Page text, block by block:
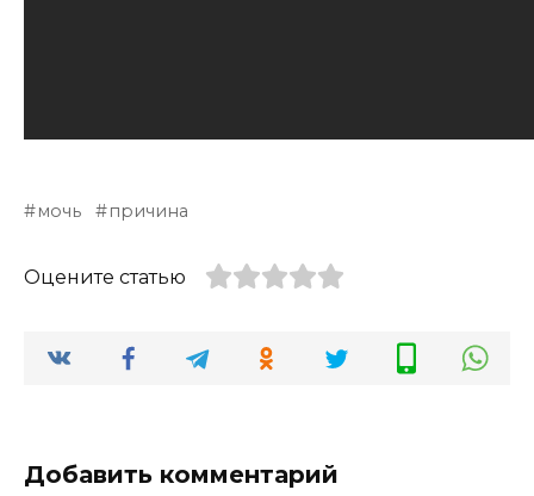
мочь причина
Оцените статью
Добавить комментарий